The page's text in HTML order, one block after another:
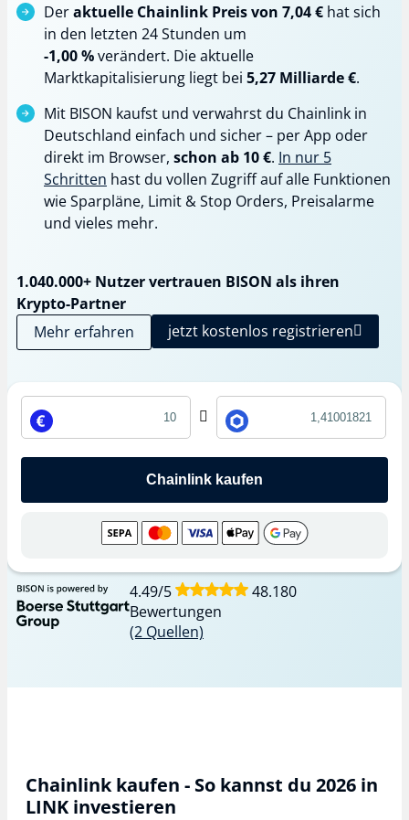
Deraktuelle Chainlink Preis von 7,04 € hat sich
in den letzten 24 Stunden um
-1,00 %verändert. Die aktuelle
Marktkapitalisierung liegt bei 5,27 Milliarde €.
Mit BISON kaufst und verwahrst du Chainlink in
Deutschland einfach und sicher – per App oder
direkt im Browser, schon ab 10 €. In nur 5
Schritten hast du vollen Zugriff auf alle Funktionen
wie Sparpläne, Limit & Stop Orders, Preisalarme
und vieles mehr.
1.040.000+ Nutzer vertrauen BISON als ihren
Krypto-Partner
Mehr erfahren
jetzt kostenlos registrieren
Chainlink kaufen
4.49/5
48.180
Bewertungen
(2 Quellen)
Chainlink kaufen - So kannst du​ 2026 in
LINK investieren